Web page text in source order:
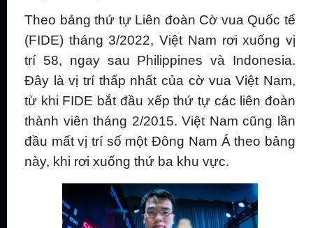
Theo bảng thứ tự Liên đoàn Cờ vua Quốc tế
(FIDE) tháng 3/2022, Việt Nam rơi xuống vị
trí 58, ngay sau Philippines và Indonesia.
Đây là vị trí thấp nhất của cờ vua Việt Nam,
từ khi FIDE bắt đầu xếp thứ tự các liên đoàn
thành viên tháng 2/2015. Việt Nam cũng lần
đầu mất vị trí số một Đông Nam Á theo bảng
này, khi rơi xuống thứ ba khu vực.